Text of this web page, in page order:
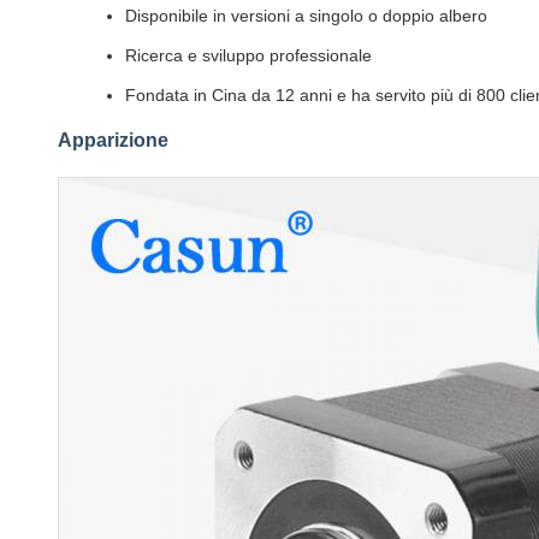
Disponibile in versioni a singolo o doppio albero
Ricerca e sviluppo professionale
Fondata in Cina da 12 anni e ha servito più di 800
Apparizione